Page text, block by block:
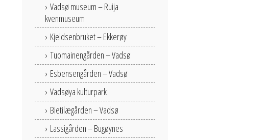
Vadsø museum – Ruija
kvenmuseum
Kjeldsenbruket – Ekkerøy
Tuomainengården – Vadsø
Esbensengården – Vadsø
Vadsøya kulturpark
Bietilægården – Vadsø
Lassigården – Bugøynes